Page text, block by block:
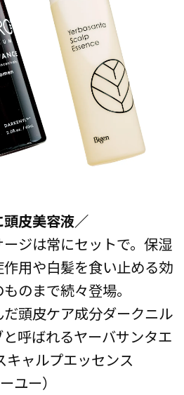
皮美容液／
ジは常にセットで。保湿
用や白髪を食い止める効
のまで続々登場。
頭皮ケア成分ダークニル
呼ばれるヤーバサンタエ
キャルプエッセンス
ユー）